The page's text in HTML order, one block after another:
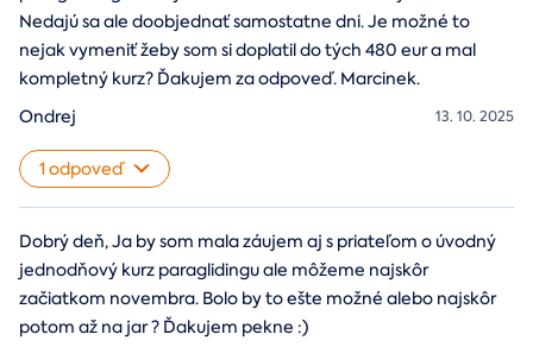
Nedajú sa ale doobjednať samostatne dni. Je možné to
nejak vymeniť žeby som si doplatil do tých 480 eur a mal
kompletný kurz? Ďakujem za odpoveď. Marcinek.
13. 10. 2025
Ondrej
1 odpoveď
Dobrý deň, Ja by som mala záujem aj s priateľom o úvodný
jednodňový kurz paraglidingu ale môžeme najskôr
začiatkom novembra. Bolo by to ešte možné alebo najskôr
potom až na jar ? Ďakujem pekne :)